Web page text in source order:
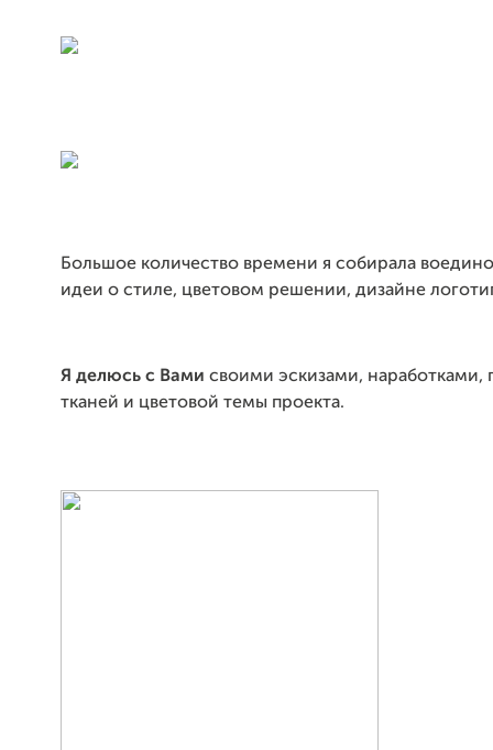
Большое количество времени я собирала
идеи о стиле, цветовом решении, дизайне
Я делюсь с Вами своими эскизами,
тканей и цветовой темы проекта.